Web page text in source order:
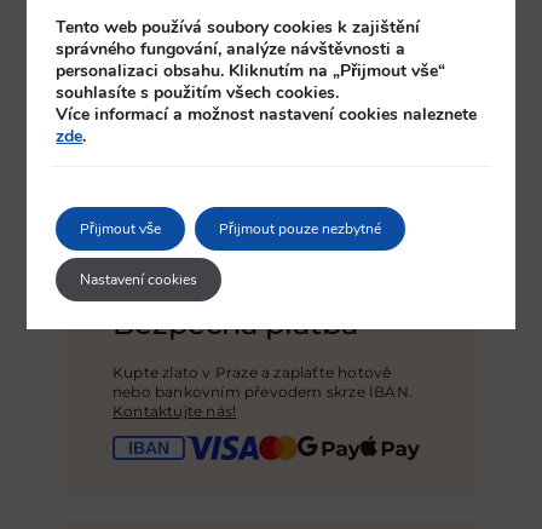
Bezpečná platba
Kupte zlato v Praze a zaplaťte hotově
nebo bankovním převodem skrze IBAN.
Kontaktujte nás!
Tento web používá soubory cookies k zajištění
správného fungování, analýze návštěvnosti a
personalizaci obsahu. Kliknutím na „Přijmout vše“
souhlasíte s použitím všech cookies.
Více informací a možnost nastavení cookies naleznete
zde.
Přijmout vše Přijmout pouze nezbytné
Nastavení cookies